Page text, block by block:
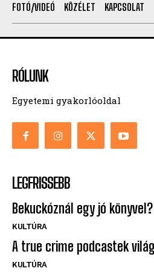
FOTÓ/VIDEÓ
KÖZÉLET KAPCSOLAT
RÓLUNK
Egyetemi gyakorlóoldal
LEGFRISSEBB
Bekuckóznál egy jó
KULTÚRA
A true crime podcastek
KULTÚRA